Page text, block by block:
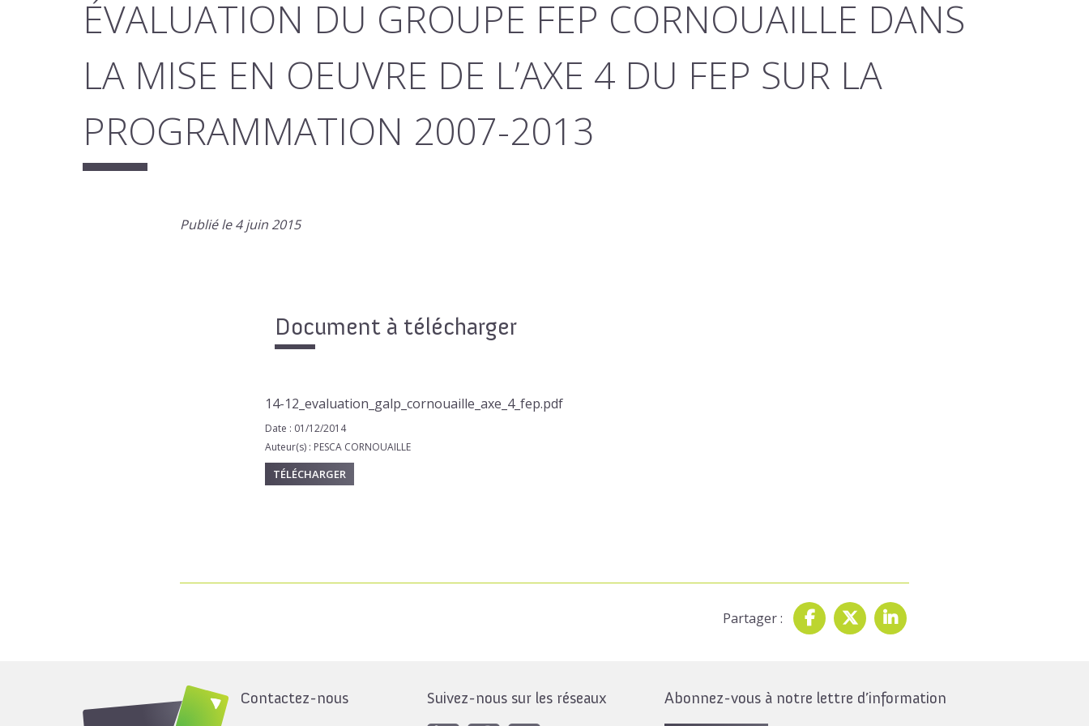
ÉVALUATION DU GROUPE FEP CORNOUAILLE DANS
LA MISE EN OEUVRE DE L’AXE 4 DU FEP SUR LA
PROGRAMMATION 2007-2013
Publié le 4 juin 2015
Document à télécharger
14-12_evaluation_galp_cornouaille_axe_4_fep.pdf
Date : 01/12/2014
Auteur(s) : PESCA CORNOUAILLE
TÉLÉCHARGER
Partager :
Contactez-nous Suivez-nous sur les réseaux Abonnez-vous à notre lettre d’information